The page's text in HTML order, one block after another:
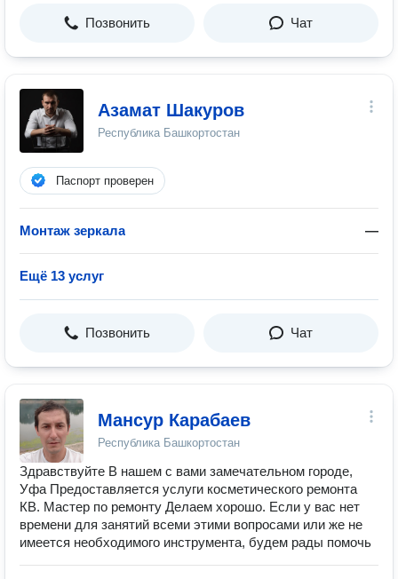
Позвонить Чат
Азамат Шакуров
Республика Башкортостан
Паспорт проверен
Монтаж зеркала —
Ещё 13 услуг
Позвонить Чат
Мансур Карабаев
Республика Башкортостан
Здравствуйте В нашем с вами замечательном городе,
Уфа Предоставляется услуги косметического ремонта
КВ. Мастер по ремонту Делаем хорошо. Если у вас нет
времени для занятий всеми этими вопросами или же не
имеется необходимого инструмента, будем рады помочь